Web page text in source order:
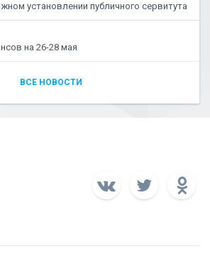
установлении публичного сервитута
на 26-28 мая
ВСЕ НОВОСТИ